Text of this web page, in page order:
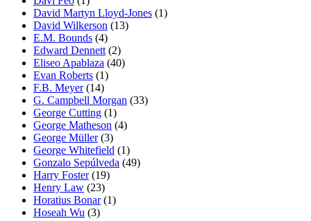
David Martyn Lloyd-Jones (1)
David Wilkerson (13)
E.M. Bounds (4)
Edward Dennett (2)
Eliseo Apablaza (40)
Evan Roberts (1)
F.B. Meyer(14)
G. Campbell Morgan (33)
George Cutting (1)
George Matheson (4)
George Müller(3)
George Whitefield (1)
Gonzalo Sepúlveda (49)
Harry Foster(19)
Henry Law (23)
Horatius Bonar(1)
Hoseah Wu (3)